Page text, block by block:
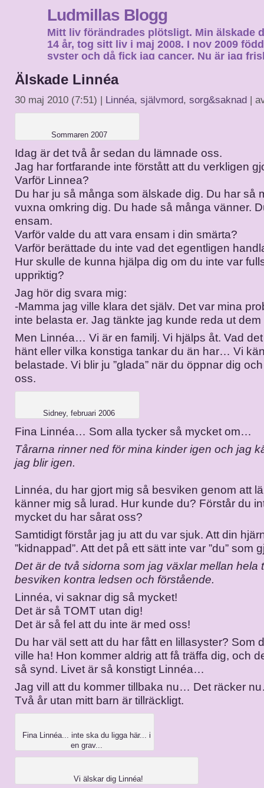
Ludmillas Blogg
Mitt liv förändrades plötsligt. Min älskade
14 år, tog sitt liv i maj 2008. I nov 2009
syster och då fick jag cancer. Nu är jag
Älskade Linnéa
30 maj 2010 (7:51) | Linnéa, självmord, sorg&saknad |
Sommaren 2007
Idag är det två år sedan du lämnade oss.
Jag har fortfarande inte förstått att du verkligen
Varför Linnea?
Du har ju så många som älskade dig. Du har så
vuxna omkring dig. Du hade så många vänner.
ensam.
Varför valde du att vara ensam i din smärta?
Varför berättade du inte vad det egentligen
Hur skulle de kunna hjälpa dig om du inte var
uppriktig?
Jag hör dig svara mig:
-Mamma jag ville klara det själv. Det var mina
inte belasta er. Jag tänkte jag kunde reda ut dem
Men Linnéa… Vi är en familj. Vi hjälps åt. Vad
hänt eller vilka konstiga tankar du än har… Vi
belastade. Vi blir ju ”glada” när du öppnar dig
oss.
Sidney, februari 2006
Fina Linnéa… Som alla tycker så mycket om…
Tårarna rinner ned för mina kinder igen och jag
jag blir igen.
Linnéa, du har gjort mig så besviken genom att
känner mig så lurad. Hur kunde du? Förstår du
mycket du har sårat oss?
Samtidigt förstår jag ju att du var sjuk. Att din
”kidnappad”. Att det på ett sätt inte var ”du” som
Det är de två sidorna som jag växlar mellan hela
besviken kontra ledsen och förstående.
Linnéa, vi saknar dig så mycket!
Det är så TOMT utan dig!
Det är så fel att du inte är med oss!
Du har väl sett att du har fått en lillasyster? Som
ville ha! Hon kommer aldrig att få träffa dig, och
så synd. Livet är så konstigt Linnéa…
Jag vill att du kommer tillbaka nu… Det räcker
Två år utan mitt barn är tillräckligt.
Fina Linnéa... inte ska du ligga här... i
en grav...
Vi älskar dig Linnéa!